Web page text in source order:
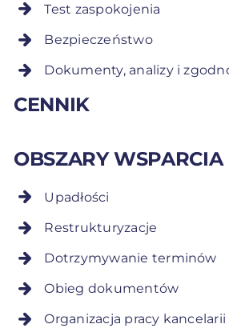
Test zaspokojenia
Bezpieczeństwo
Dokumenty, analizy i
CENNIK
OBSZARY WSPARCIA
Upadłości
Restrukturyzacje
Dotrzymywanie terminów
Obieg dokumentów
Organizacja pracy kancelarii